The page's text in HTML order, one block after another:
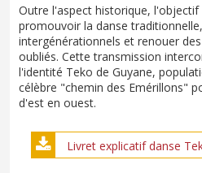
Outre l'aspect historique, l'objectif
promouvoir la danse
intergénérationnels et renouer
oubliés. Cette transmission
l'identité Teko de Guyane,
célèbre "chemin des Emérillons"
d'est en ouest.
Livret explicatif danse